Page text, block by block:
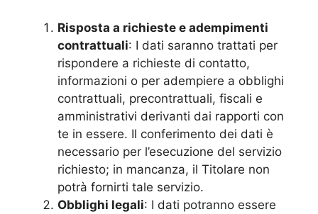
Risposta a richieste e adempimenti
contrattuali: I dati saranno trattati per
rispondere a richieste di contatto,
informazioni o per adempiere a obblighi
contrattuali, precontrattuali, fiscali e
amministrativi derivanti dai rapporti con
te in essere. Il conferimento dei dati è
necessario per l’esecuzione del servizio
richiesto; in mancanza, il Titolare non
potrà fornirti tale servizio.
Obblighi legali: I dati potranno essere